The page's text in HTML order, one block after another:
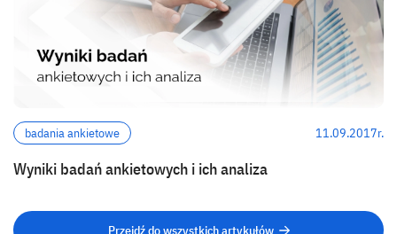
badania ankietowe 11.09.2017r.
Wyniki badań ankietowych i ich analiza
Przejdź do wszystkich artykułów